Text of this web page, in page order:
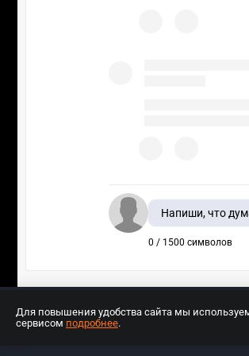
Напиши, что
0 / 1500 символов
Для повышения удобства сайта мы
сервисом подробнее.